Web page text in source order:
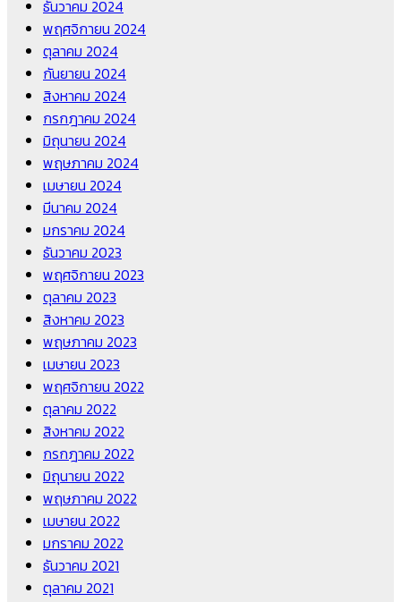
ธันวาคม 2024
พฤศจิกายน 2024
ตุลาคม 2024
กันยายน 2024
สิงหาคม 2024
กรกฎาคม 2024
มิถุนายน 2024
พฤษภาคม 2024
เมษายน 2024
มีนาคม 2024
มกราคม 2024
ธันวาคม 2023
พฤศจิกายน 2023
ตุลาคม 2023
สิงหาคม 2023
พฤษภาคม 2023
เมษายน 2023
พฤศจิกายน 2022
ตุลาคม 2022
สิงหาคม 2022
กรกฎาคม 2022
มิถุนายน 2022
พฤษภาคม 2022
เมษายน 2022
มกราคม 2022
ธันวาคม 2021
ตุลาคม 2021